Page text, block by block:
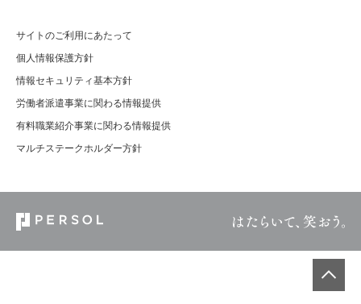
サイトのご利用にあたって
個人情報保護方針
情報セキュリティ基本方針
労働者派遣事業に関わる情報提供
有料職業紹介事業に関わる情報提供
マルチステークホルダー方針